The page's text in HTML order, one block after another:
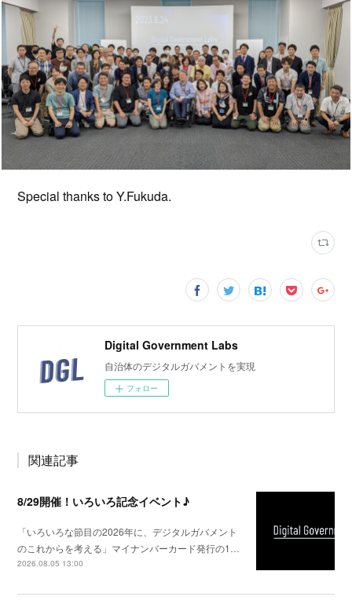
Special thanks to Y.Fukuda.
Digital Government Labs
自治体のデジタルガバメントを実現
フォロー
関連記事
8/29開催！いろいろ記念イベント♪
「いろいろな節目の2026年に、デジタルガバメント
のこれからを考える」マイナンバーカード発行の1…
2026.08.05 13:00